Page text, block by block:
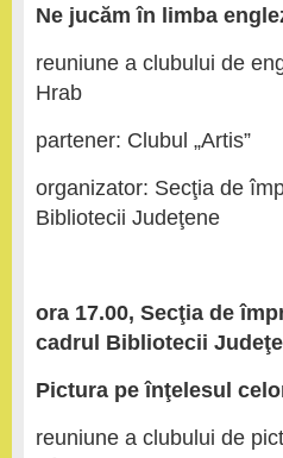
Ne jucăm în limba
reuniune a clubului de
Hrab
partener: Clubul „Artis”
organizator: Secţia de
Bibliotecii Judeţene
ora 17.00, Secţia de
cadrul Bibliotecii
Pictura pe înţelesul
reuniune a clubului de